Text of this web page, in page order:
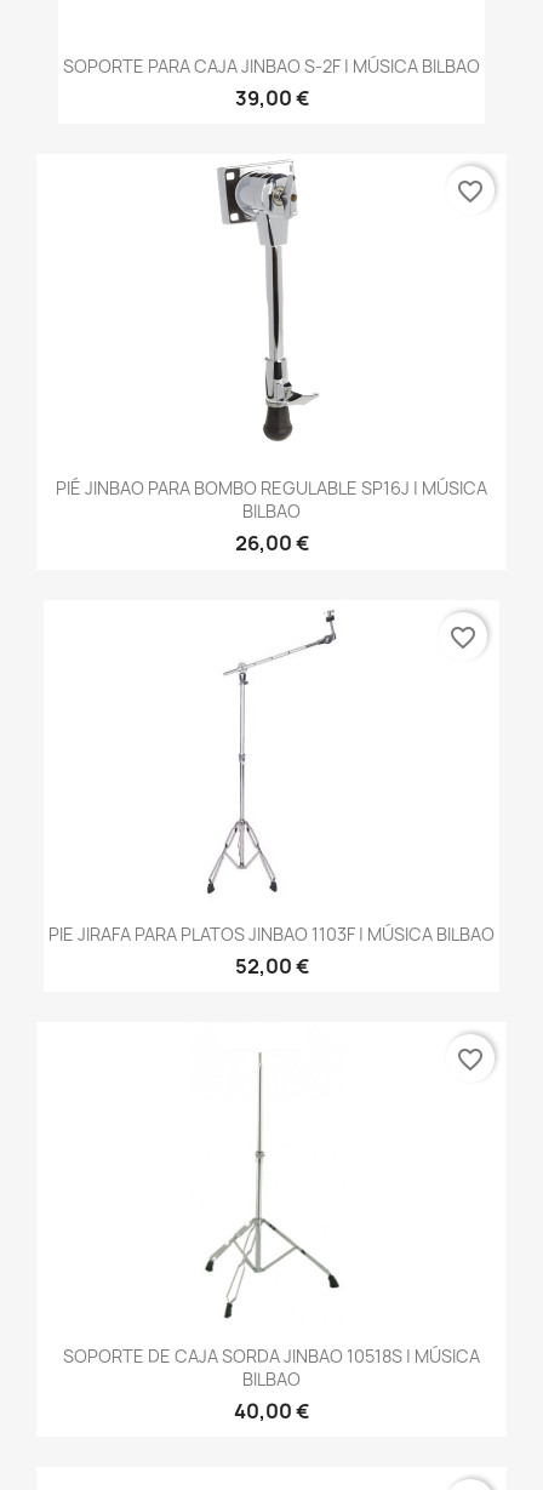
SOPORTE PARA CAJA JINBAO S-2F | MÚSICA BILBAO
39,00 €
PIÉ JINBAO PARA BOMBO REGULABLE SP16J | MÚSICA
BILBAO
26,00 €
favorite_border
PIE JIRAFA PARA PLATOS JINBAO 1103F | MÚSICA BILBAO
52,00 €
favorite_border
SOPORTE DE CAJA SORDA JINBAO 10518S | MÚSICA
BILBAO
40,00 €
favorite_border